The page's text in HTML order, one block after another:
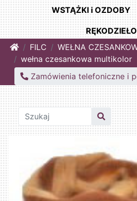
WSTĄŻKI i OZDOBY
RĘKODZIEŁO
Home
FILC
WEŁNA
wełna czesankowa multikolor
Zamówienia telefoniczne i